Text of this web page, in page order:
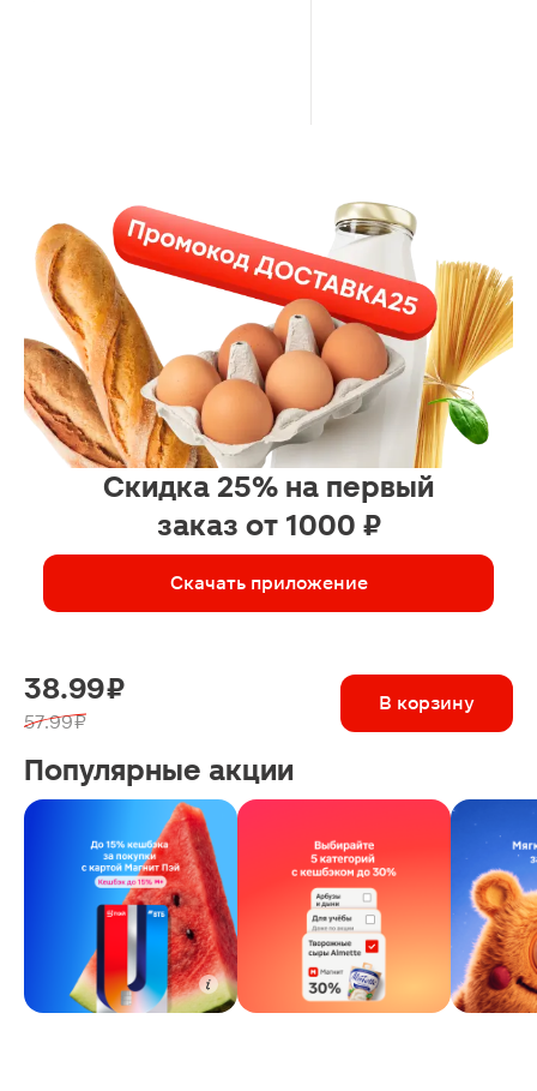
Скидка 25% на первый
заказ от 1000 ₽
Скачать приложение
38.99 ₽
57.99 ₽
В корзину
Популярные акции